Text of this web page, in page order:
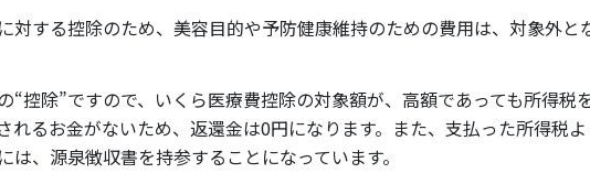
対する控除のため、美容目的や予防健康維持のための費用は、対象外と
“控除”ですので、いくら医療費控除の対象額が、高額であっても所得税
れるお金がないため、返還金は0円になります。また、支払った所得税
、源泉徴収書を持参することになっています。